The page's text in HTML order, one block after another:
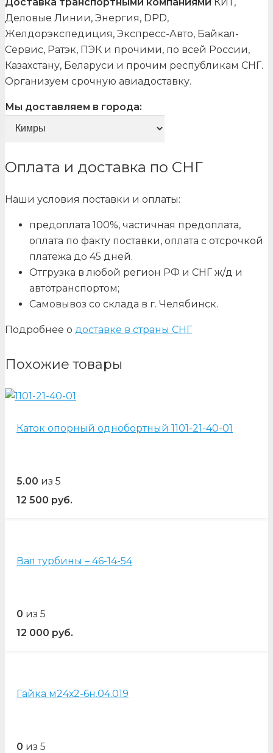
Деловые Линии, Энергия, DPD,
Желдорэкспедиция, Экспресс-Авто, Байкал-
Сервис, Ратэк, ПЭК и прочими, по всей России,
Казахстану, Беларуси и прочим республикам СНГ.
Организуем срочную авиадоставку.
Мы доставляем в города:
Оплата и доставка по СНГ
Наши условия поставки и оплаты:
предоплата 100%, частичная предоплата,
оплата по факту поставки, оплата с отсрочкой
платежа до 45 дней.
Отгрузка в любой регион РФ и СНГ ж/д и
автотранспортом;
Самовывоз со склада в г. Челябинск.
Подробнее о доставке в страны СНГ
Похожие товары
Каток опорный однобортный 1101-21-40-01
5.00 из 5
12 500 руб.
Вал турбины – 46-14-54
0 из 5
12 000 руб.
Гайка м24х2-6н.04.019
0 из 5